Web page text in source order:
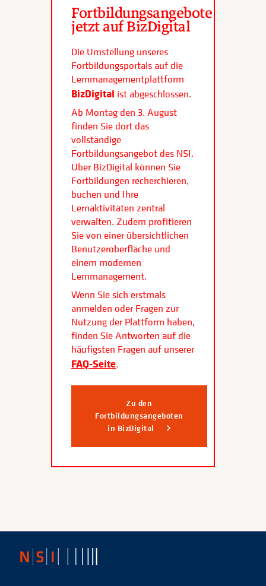
Fortbildungsangebote
jetzt auf BizDigital
Die Umstellung unseres
Fortbildungsportals auf die
Lernmanagementplattform
BizDigital ist abgeschlossen.
Ab Montag den 3. August
finden Sie dort das
vollständige
Fortbildungsangebot des NSI.
Über BizDigital können Sie
Fortbildungen recherchieren,
buchen und Ihre
Lernaktivitäten zentral
verwalten. Zudem profitieren
Sie von einer übersichtlichen
Benutzeroberfläche und
einem modernen
Lernmanagement.
Wenn Sie sich erstmals
anmelden oder Fragen zur
Nutzung der Plattform haben,
finden Sie Antworten auf die
häufigsten Fragen auf unserer
FAQ-Seite.
Zu den
Fortbildungsangeboten
in BizDigital